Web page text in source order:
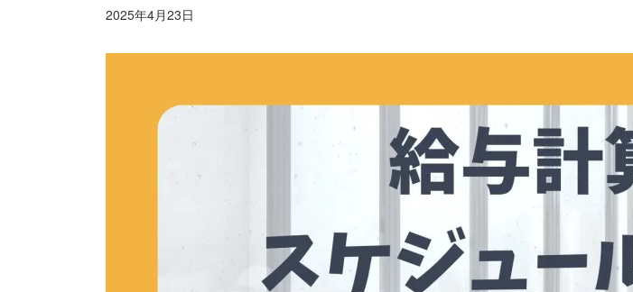
2025年4月23日